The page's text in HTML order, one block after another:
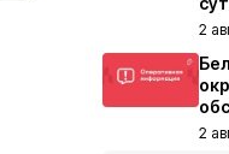
2
2